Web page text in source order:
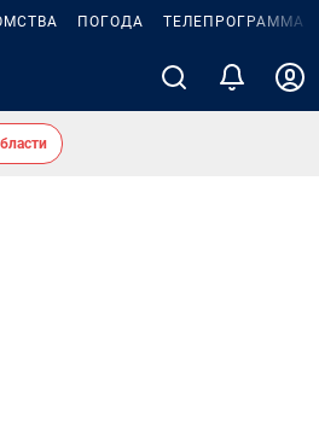
ПОГОДА ТЕЛЕПРОГРАММА